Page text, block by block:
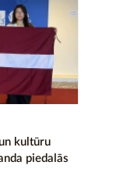
kultūru
piedalās